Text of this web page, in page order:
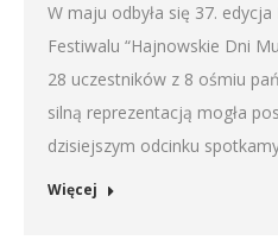
W maju odbyła się 37.
Festiwalu “Hajnowskie Dni
28 uczestników z 8 ośmiu
silną reprezentacją mogła
dzisiejszym odcinku
Więcej